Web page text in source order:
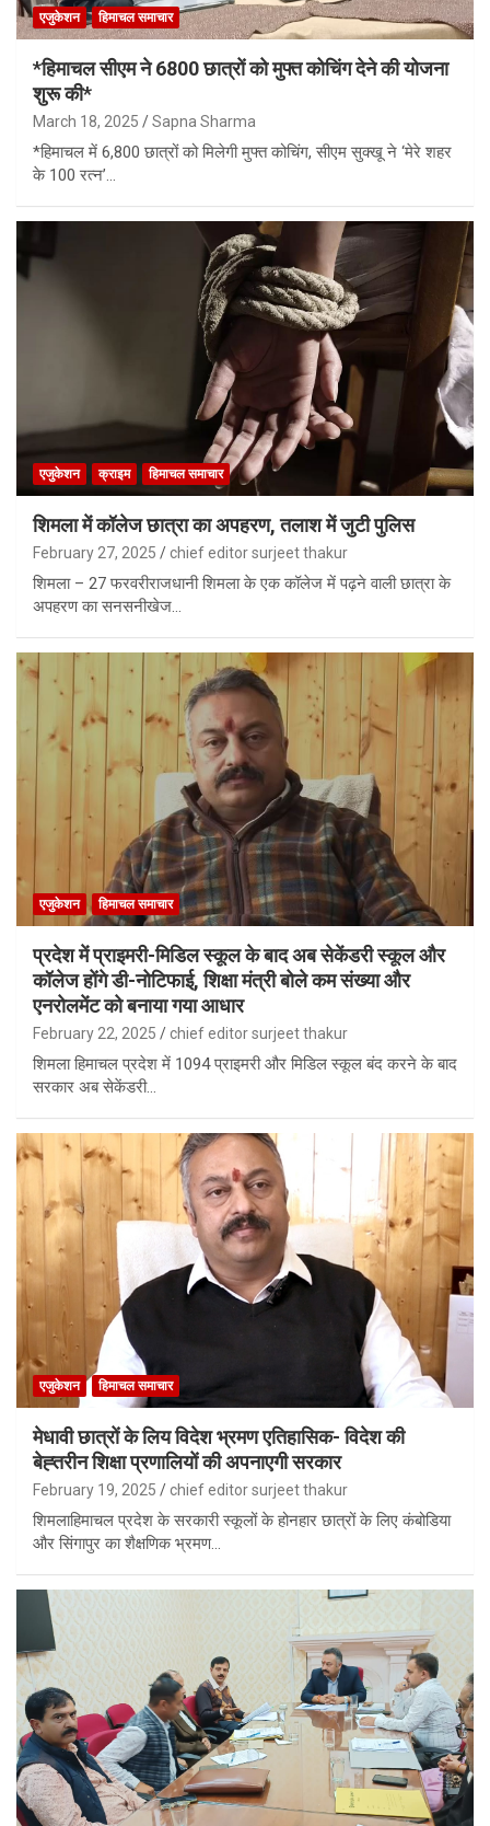
एजुकेशन हिमाचल समाचार
*हिमाचल सीएम ने 6800 छात्रों को मुफ्त कोचिंग देने की योजना
शुरू की*
March 18, 2025 Sapna Sharma
*हिमाचल में 6,800 छात्रों को मिलेगी मुफ्त कोचिंग, सीएम सुक्खू ने ‘मेरे शहर
के 100 रत्न’…
एजुकेशन क्राइम हिमाचल समाचार
शिमला में कॉलेज छात्रा का अपहरण, तलाश में जुटी पुलिस
February 27, 2025 chief editor surjeet thakur
शिमला – 27 फरवरीराजधानी शिमला के एक कॉलेज में पढ़ने वाली छात्रा के
अपहरण का सनसनीखेज…
एजुकेशन हिमाचल समाचार
प्रदेश में प्राइमरी-मिडिल स्कूल के बाद अब सेकेंडरी स्कूल और
कॉलेज होंगे डी-नोटिफाई, शिक्षा मंत्री बोले कम संख्या और
एनरोलमेंट को बनाया गया आधार
February 22, 2025 chief editor surjeet thakur
शिमला हिमाचल प्रदेश में 1094 प्राइमरी और मिडिल स्कूल बंद करने के बाद
सरकार अब सेकेंडरी…
एजुकेशन हिमाचल समाचार
मेधावी छात्रों के लिय विदेश भ्रमण एतिहासिक- विदेश की
बेह्तरीन शिक्षा प्रणालियों की अपनाएगी सरकार
February 19, 2025 chief editor surjeet thakur
शिमलाहिमाचल प्रदेश के सरकारी स्कूलों के होनहार छात्रों के लिए कंबोडिया
और सिंगापुर का शैक्षणिक भ्रमण…